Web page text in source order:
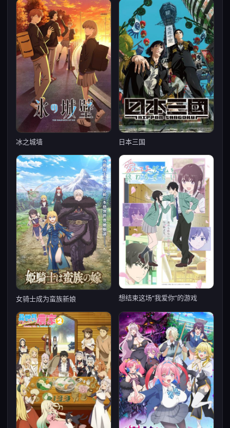
冰之城墙 日本三国
女骑士成为蛮族新娘 想结束这场“我爱你”的游戏